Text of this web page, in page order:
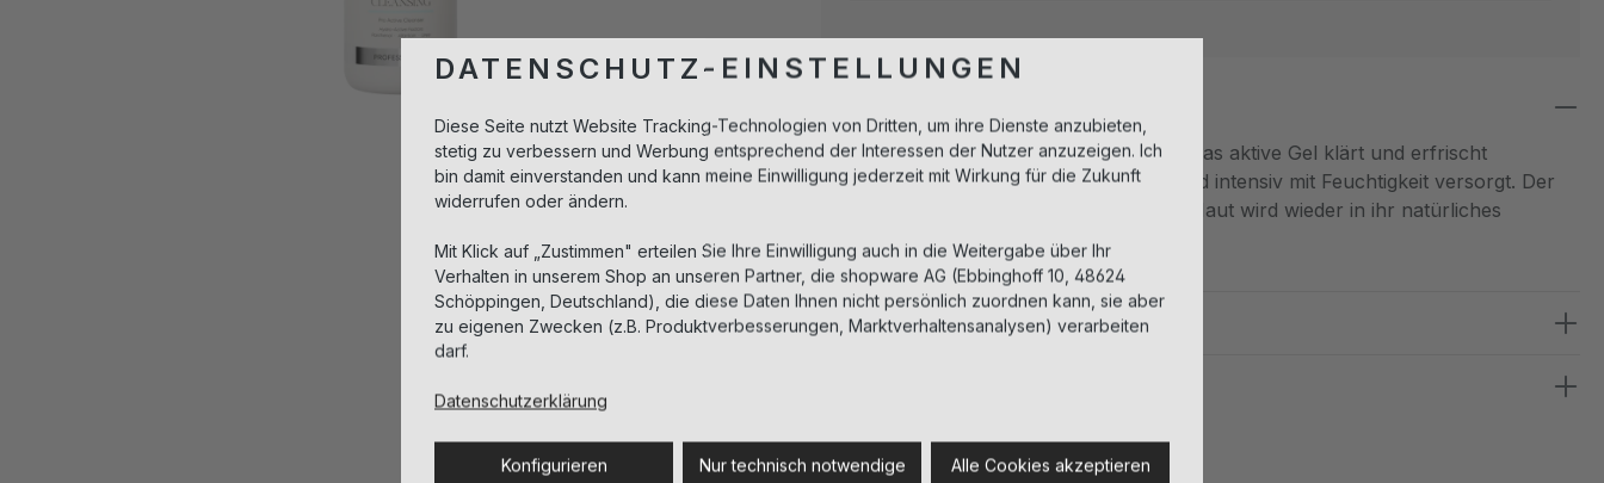
Reinigung und Gesichtswasser in einem. Das aktive Gel klärt und erfrischt
nachhaltig. Selbst sehr trockene Haut wird intensiv mit Feuchtigkeit versorgt. Der
Teint strahlt jugendliche Frische aus, die Haut wird wieder in ihr natürliches
Gleichgewicht gebracht.
Anwendung
DATENSCHUTZ-EINSTELLUNGEN
Diese Seite nutzt Website Tracking-Technologien von Dritten, um ihre Dienste anzubieten,
stetig zu verbessern und Werbung entsprechend der Interessen der Nutzer anzuzeigen. Ich
bin damit einverstanden und kann meine Einwilligung jederzeit mit Wirkung für die Zukunft
widerrufen oder ändern.
Mit Klick auf „Zustimmen" erteilen Sie Ihre Einwilligung auch in die Weitergabe über Ihr
Verhalten in unserem Shop an unseren Partner, die shopware AG (Ebbinghoff 10, 48624
Schöppingen, Deutschland), die diese Daten Ihnen nicht persönlich zuordnen kann, sie aber
zu eigenen Zwecken (z.B. Produktverbesserungen, Marktverhaltensanalysen) verarbeiten
darf.
Datenschutzerklärung
Konfigurieren Nur technisch notwendige Alle Cookies akzeptieren